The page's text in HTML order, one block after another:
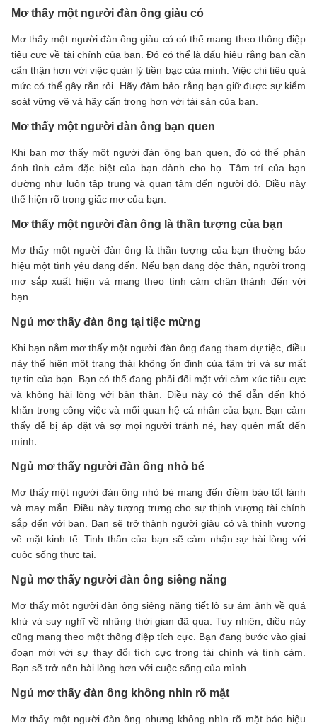
Mơ thấy một người đàn ông giàu có
Mơ thấy một người đàn ông giàu có có thể mang theo thông điệp
tiêu cực về tài chính của bạn. Đó có thể là dấu hiệu rằng bạn cần
cẩn thận hơn với việc quản lý tiền bạc của mình. Việc chi tiêu quá
mức có thể gây rắn rỏi. Hãy đảm bảo rằng bạn giữ được sự kiểm
soát vững vẽ và hãy cẩn trọng hơn với tài sản của bạn.
Mơ thấy một người đàn ông bạn quen
Khi bạn mơ thấy một người đàn ông bạn quen, đó có thể phản
ánh tình cảm đặc biệt của bạn dành cho họ. Tâm trí của bạn
dường như luôn tập trung và quan tâm đến người đó. Điều này
thể hiện rõ trong giấc mơ của bạn.
Mơ thấy một người đàn ông là thần tượng của bạn
Mơ thấy một người đàn ông là thần tượng của bạn thường báo
hiệu một tình yêu đang đến. Nếu bạn đang độc thân, người trong
mơ sắp xuất hiện và mang theo tình cảm chân thành đến với
bạn.
Ngủ mơ thấy đàn ông tại tiệc mừng
Khi bạn nằm mơ thấy một người đàn ông đang tham dự tiệc, điều
này thể hiện một trạng thái không ổn định của tâm trí và sự mất
tự tin của bạn. Bạn có thể đang phải đối mặt với cảm xúc tiêu cực
và không hài lòng với bản thân. Điều này có thể dẫn đến khó
khăn trong công việc và mối quan hệ cá nhân của bạn. Bạn cảm
thấy dễ bị áp đặt và sợ mọi người tránh né, hay quên mất đến
mình.
Ngủ mơ thấy người đàn ông nhỏ bé
Mơ thấy một người đàn ông nhỏ bé mang đến điềm báo tốt lành
và may mắn. Điều này tượng trưng cho sự thịnh vượng tài chính
sắp đến với bạn. Bạn sẽ trở thành người giàu có và thịnh vượng
về mặt kinh tế. Tinh thần của bạn sẽ cảm nhận sự hài lòng với
cuộc sống thực tại.
Ngủ mơ thấy người đàn ông siêng năng
Mơ thấy một người đàn ông siêng năng tiết lộ sự ám ảnh về quá
khứ và suy nghĩ về những thời gian đã qua. Tuy nhiên, điều này
cũng mang theo một thông điệp tích cực. Bạn đang bước vào giai
đoạn mới với sự thay đổi tích cực trong tài chính và tình cảm.
Bạn sẽ trở nên hài lòng hơn với cuộc sống của mình.
Ngủ mơ thấy đàn ông không nhìn rõ mặt
Mơ thấy một người đàn ông nhưng không nhìn rõ mặt báo hiệu